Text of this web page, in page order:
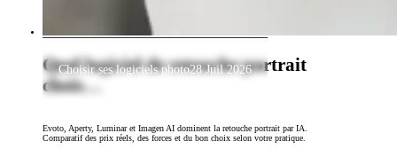
Quel logiciel de retouche portrait
chois…
Evoto, Aperty, Luminar et Imagen AI dominent la retouche portrait par IA.
Comparatif des prix réels, des forces et du bon choix selon votre pratique.
Choisir ses logiciels photo28 Juil 2026